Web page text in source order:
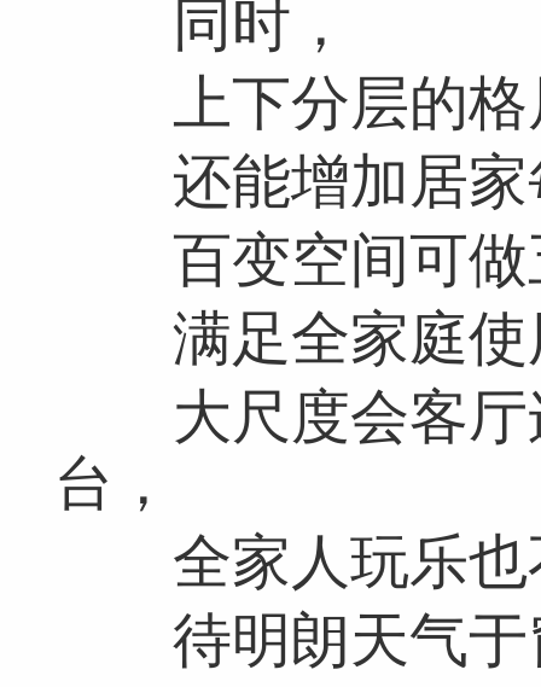
同时，
上下分层的格
还能增加居家
百变空间可做
满足全家庭使
大尺度会客厅
台，
全家人玩乐也
待明朗天气于
登录名： 密码： 匿名发布 验
网友评论仅供其表达个人看法，并不表明本网同意其观点或证实其描